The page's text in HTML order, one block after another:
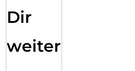
Dir
weiter